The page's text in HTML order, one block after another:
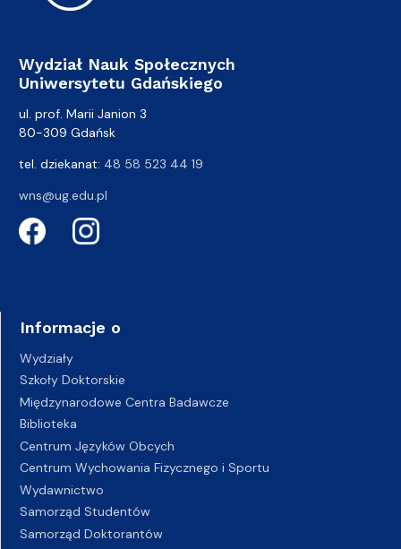
Wydział Nauk Społecznych
Uniwersytetu Gdańskiego
ul. prof. Marii Janion 3
80-309 Gdańsk
tel. dziekanat: 48 58 523 44 19
wns@ug.edu.pl
Informacje o
Wydziały
Szkoły Doktorskie
Międzynarodowe Centra Badawcze
Biblioteka
Centrum Języków Obcych
Centrum Wychowania Fizycznego i Sportu
Wydawnictwo
Samorząd Studentów
Samorząd Doktorantów